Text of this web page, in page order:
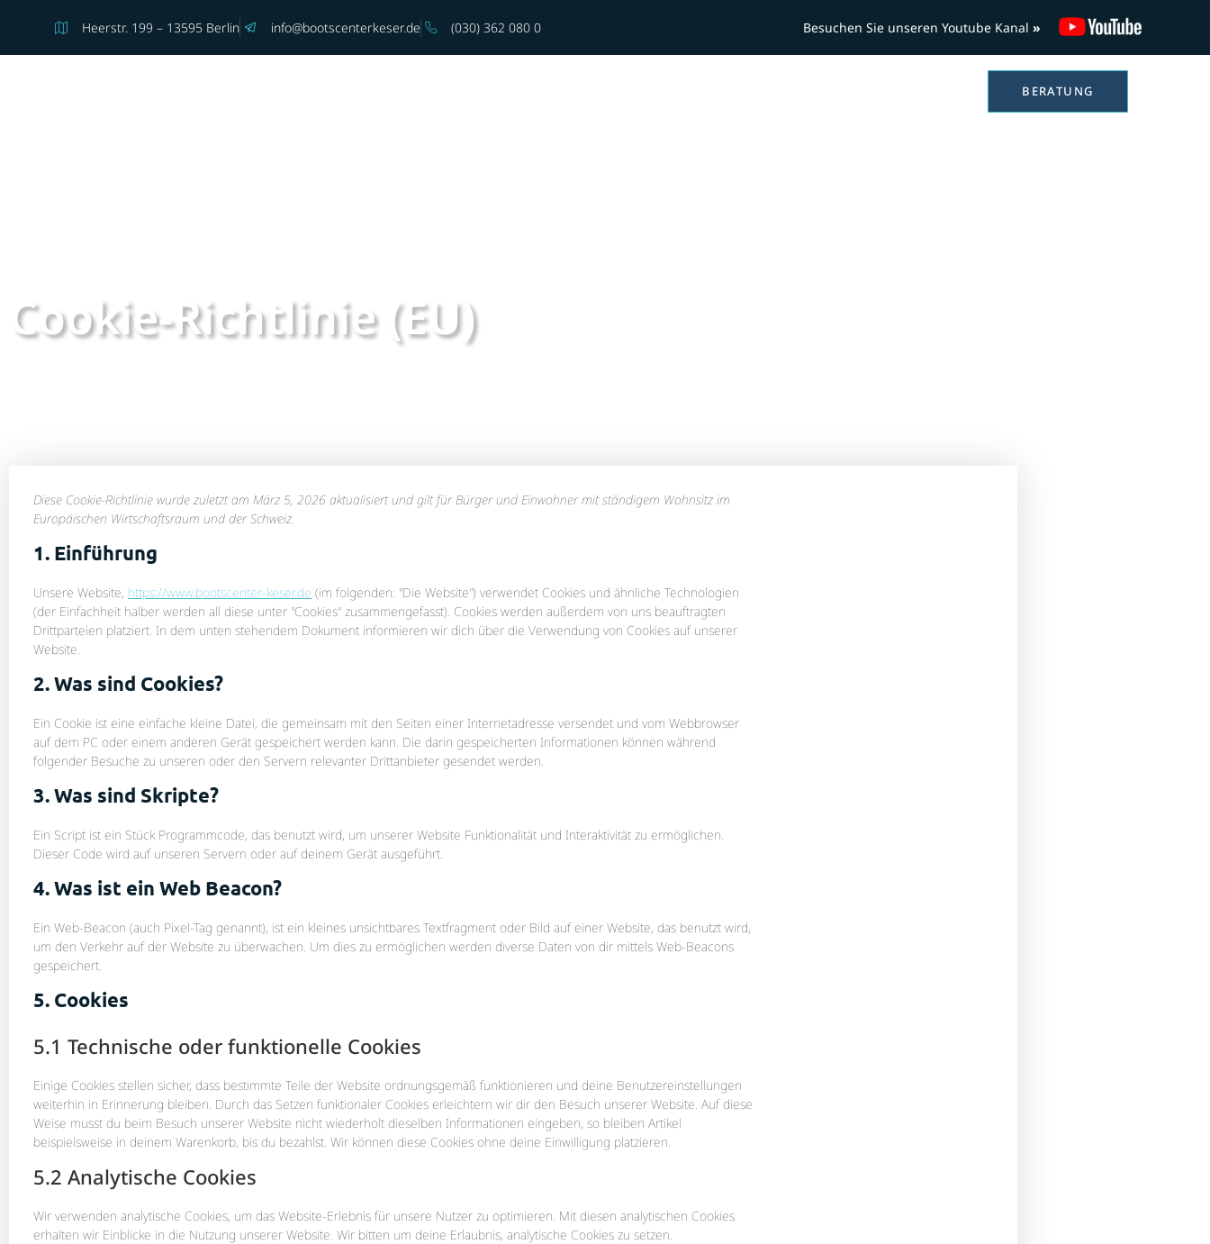
Heerstr. 199 – 13595 Berlin info@bootscenterkeser.de (030) 362 080 0 Besuchen Sie unseren Youtube Kanal »
BERATUNG
Cookie-Richtlinie (EU)
Diese Cookie-Richtlinie wurde zuletzt am März 5, 2026 aktualisiert und gilt für Bürger und Einwohner mit ständigem Wohnsitz im
Europäischen Wirtschaftsraum und der Schweiz.
1. Einführung
Unsere Website, https://www.bootscenter-keser.de (im folgenden: "Die Website") verwendet Cookies und ähnliche Technologien
(der Einfachheit halber werden all diese unter "Cookies" zusammengefasst). Cookies werden außerdem von uns beauftragten
Drittparteien platziert. In dem unten stehendem Dokument informieren wir dich über die Verwendung von Cookies auf unserer
Website.
2. Was sind Cookies?
Ein Cookie ist eine einfache kleine Datei, die gemeinsam mit den Seiten einer Internetadresse versendet und vom Webbrowser
auf dem PC oder einem anderen Gerät gespeichert werden kann. Die darin gespeicherten Informationen können während
folgender Besuche zu unseren oder den Servern relevanter Drittanbieter gesendet werden.
3. Was sind Skripte?
Ein Script ist ein Stück Programmcode, das benutzt wird, um unserer Website Funktionalität und Interaktivität zu ermöglichen.
Dieser Code wird auf unseren Servern oder auf deinem Gerät ausgeführt.
4. Was ist ein Web Beacon?
Ein Web-Beacon (auch Pixel-Tag genannt), ist ein kleines unsichtbares Textfragment oder Bild auf einer Website, das benutzt wird,
um den Verkehr auf der Website zu überwachen. Um dies zu ermöglichen werden diverse Daten von dir mittels Web-Beacons
gespeichert.
5. Cookies
5.1 Technische oder funktionelle Cookies
Einige Cookies stellen sicher, dass bestimmte Teile der Website ordnungsgemäß funktionieren und deine Benutzereinstellungen
weiterhin in Erinnerung bleiben. Durch das Setzen funktionaler Cookies erleichtern wir dir den Besuch unserer Website. Auf diese
Weise musst du beim Besuch unserer Website nicht wiederholt dieselben Informationen eingeben, so bleiben Artikel
beispielsweise in deinem Warenkorb, bis du bezahlst. Wir können diese Cookies ohne deine Einwilligung platzieren.
5.2 Analytische Cookies
Wir verwenden analytische Cookies, um das Website-Erlebnis für unsere Nutzer zu optimieren. Mit diesen analytischen Cookies
erhalten wir Einblicke in die Nutzung unserer Website. Wir bitten um deine Erlaubnis, analytische Cookies zu setzen.